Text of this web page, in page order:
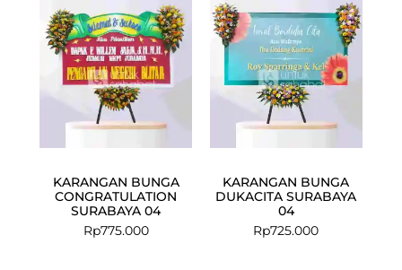
KARANGAN BUNGA
CONGRATULATION
SURABAYA 04
Rp775.000
KARANGAN BUNGA
DUKACITA SURABAYA
04
Rp725.000